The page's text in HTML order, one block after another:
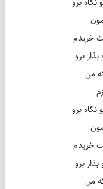
خریدم
برو
من
برو
خریدم
برو
من